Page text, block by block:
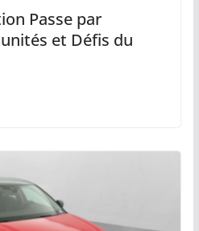
Passe par
et Défis du